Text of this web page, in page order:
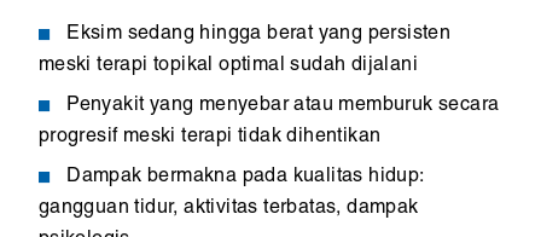
Eksim sedang hingga berat yang persisten
meski terapi topikal optimal sudah dijalani
Penyakit yang menyebar atau memburuk secara
progresif meski terapi tidak dihentikan
Dampak bermakna pada kualitas hidup:
gangguan tidur, aktivitas terbatas, dampak